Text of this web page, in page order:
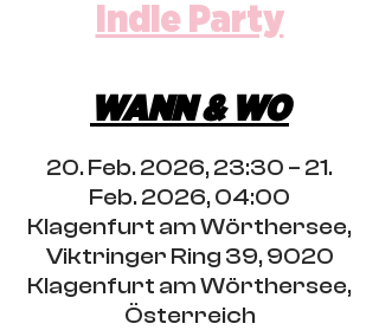
Indie Party
WANN & WO
20. Feb. 2026, 23:30 – 21.
Feb. 2026, 04:00
Klagenfurt am Wörthersee,
Viktringer Ring 39, 9020
Klagenfurt am Wörthersee,
Österreich